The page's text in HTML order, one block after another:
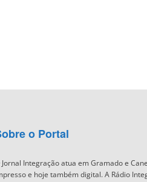
o Portal
Jornal Integração atua em Gramado e
e hoje também digital. A Rádio